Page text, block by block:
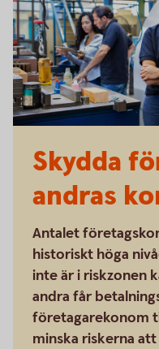
Skydda
andras
Antalet
historiskt höga
inte är i riskzonen
andra får
företagarekonom
minska riskerna